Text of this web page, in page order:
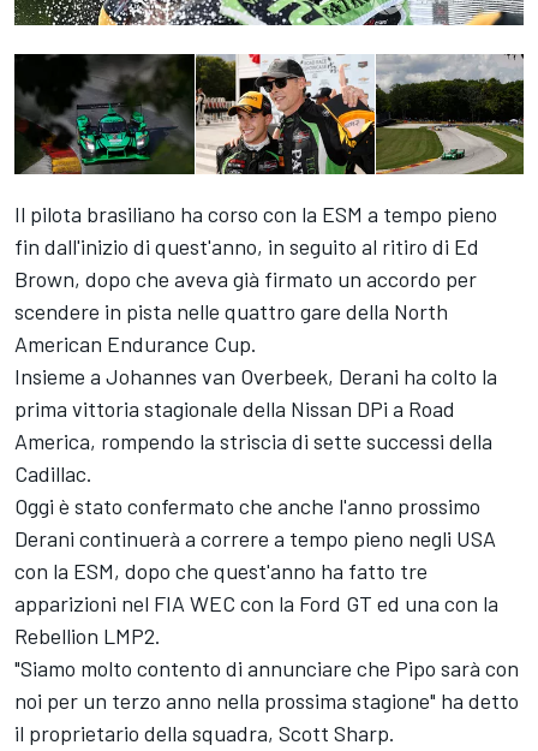
Il pilota brasiliano ha corso con la ESM a tempo pieno
fin dall'inizio di quest'anno, in seguito al ritiro di Ed
Brown, dopo che aveva già firmato un accordo per
scendere in pista nelle quattro gare della North
American Endurance Cup.
Insieme a Johannes van Overbeek, Derani ha colto la
prima vittoria stagionale della Nissan DPi a Road
America, rompendo la striscia di sette successi della
Cadillac.
Oggi è stato confermato che anche l'anno prossimo
Derani continuerà a correre a tempo pieno negli USA
con la ESM, dopo che quest'anno ha fatto tre
apparizioni nel FIA WEC con la Ford GT ed una con la
Rebellion LMP2.
"Siamo molto contento di annunciare che Pipo sarà con
noi per un terzo anno nella prossima stagione" ha detto
il proprietario della squadra, Scott Sharp.